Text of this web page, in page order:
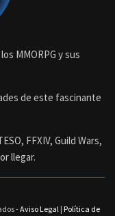
MMORPG y sus
de este fascinante
FFXIV, Guild Wars,
llegar.
-Aviso Legal | Política de